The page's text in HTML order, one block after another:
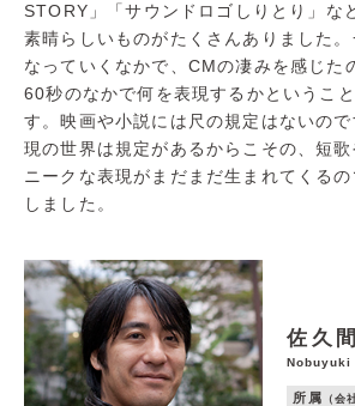
STORY」「サウンドロゴしりとり」な
素晴らしいものがたくさんありました
なっていくなかで、CMの凄みを感じた
60秒のなかで何を表現するかというこ
す。映画や小説には尺の規定はないの
現の世界は規定があるからこその、短
ニークな表現がまだまだ生まれてくる
しました。
佐久
Nobuyuki
所属 （会